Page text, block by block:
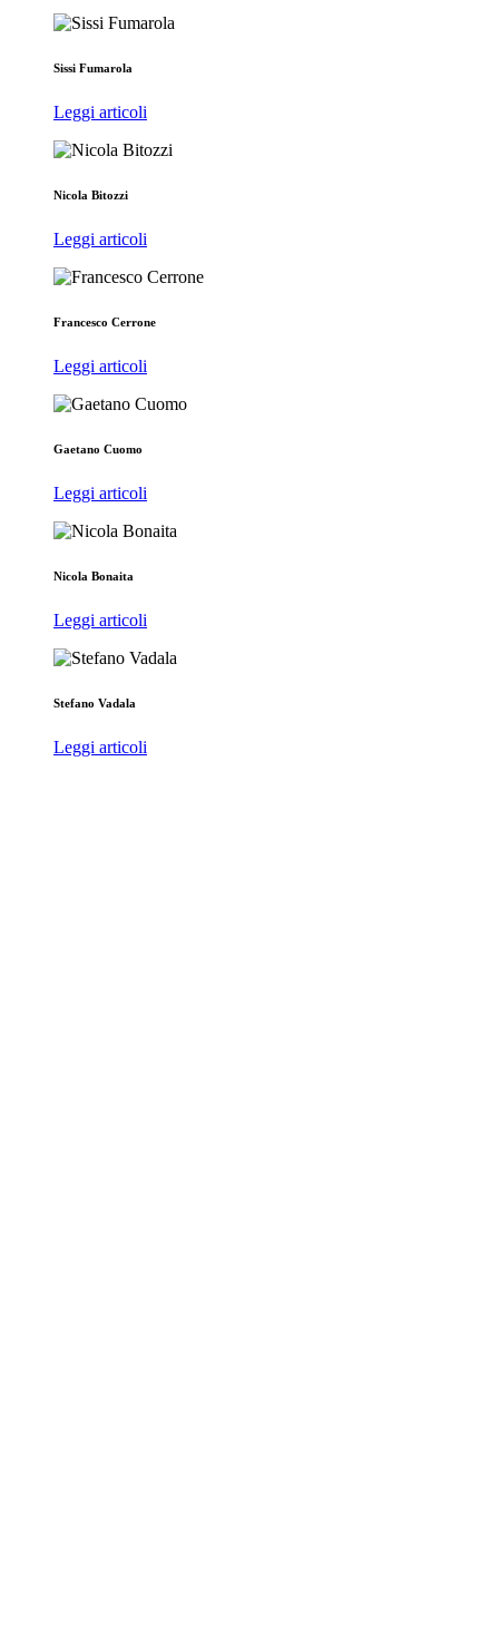
Sissi Fumarola
Leggi articoli
Nicola Bitozzi
Leggi articoli
Francesco Cerrone
Leggi articoli
Gaetano Cuomo
Leggi articoli
Nicola Bonaita
Leggi articoli
Stefano Vadala
Leggi articoli